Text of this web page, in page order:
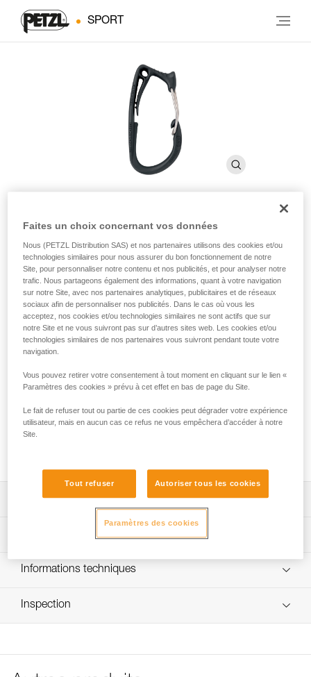
SPORT
Porte-outils pour harnais
Pour organiser le matériel sur le harnais grâce au
CARITOOL. Un accessoire astucieux pour l’alpinisme, la
glace et la grande voie qui permet d’accéder rapidement
aux broches, pitons, coinceurs câblés... Permet également
d’accrocher rapidement un piolet. Compatible avec les
passants de la plupart des harnais Petzl. Il s’attache
également sur la sangle de ceinture des autres harnais.
Besoin d'aide pour trouver le harnais qu'il vous faut ?
TROUVER LE BON HARNAIS
Descriptif
Léger, résistant et stable.
lorsque le CARITOOL est chargé.
Spécifications techniques
Matière(s): doigt en acier inoxydable, corps en plastique
renforcé de fibres de verre
Spécifications référence(s)
Référence : P42
Garantie : 3 ans
Informations techniques
Télécharger le pdf technical-notice_CARITOOLS-1
Inspection
Faites un choix concernant vos données
Nous (PETZL Distribution SAS) et nos partenaires utilisons des cookies et/ou
technologies similaires pour nous assurer du bon fonctionnement de notre
Site, pour personnaliser notre contenu et nos publicités, et pour analyser notre
trafic. Nous partageons également des informations, quant à votre navigation
sur notre Site, avec nos partenaires analytiques, publicitaires et de réseaux
sociaux afin de personnaliser nos publicités. Dans le cas où vous les
acceptez, nos cookies et/ou technologies similaires ne sont actifs que sur
notre Site et ne vous suivront pas sur d’autres sites web. Les cookies et/ou
technologies similaires de nos partenaires vous suivront pendant toute votre
navigation.
Vous pouvez retirer votre consentement à tout moment en cliquant sur le lien «
Paramètres des cookies » prévu à cet effet en bas de page du Site.
Le fait de refuser tout ou partie de ces cookies peut dégrader votre expérience
utilisateur, mais en aucun cas ce refus ne vous empêchera d’accéder à notre
Site.
Tout refuser Autoriser tous les cookies
Paramètres des cookies